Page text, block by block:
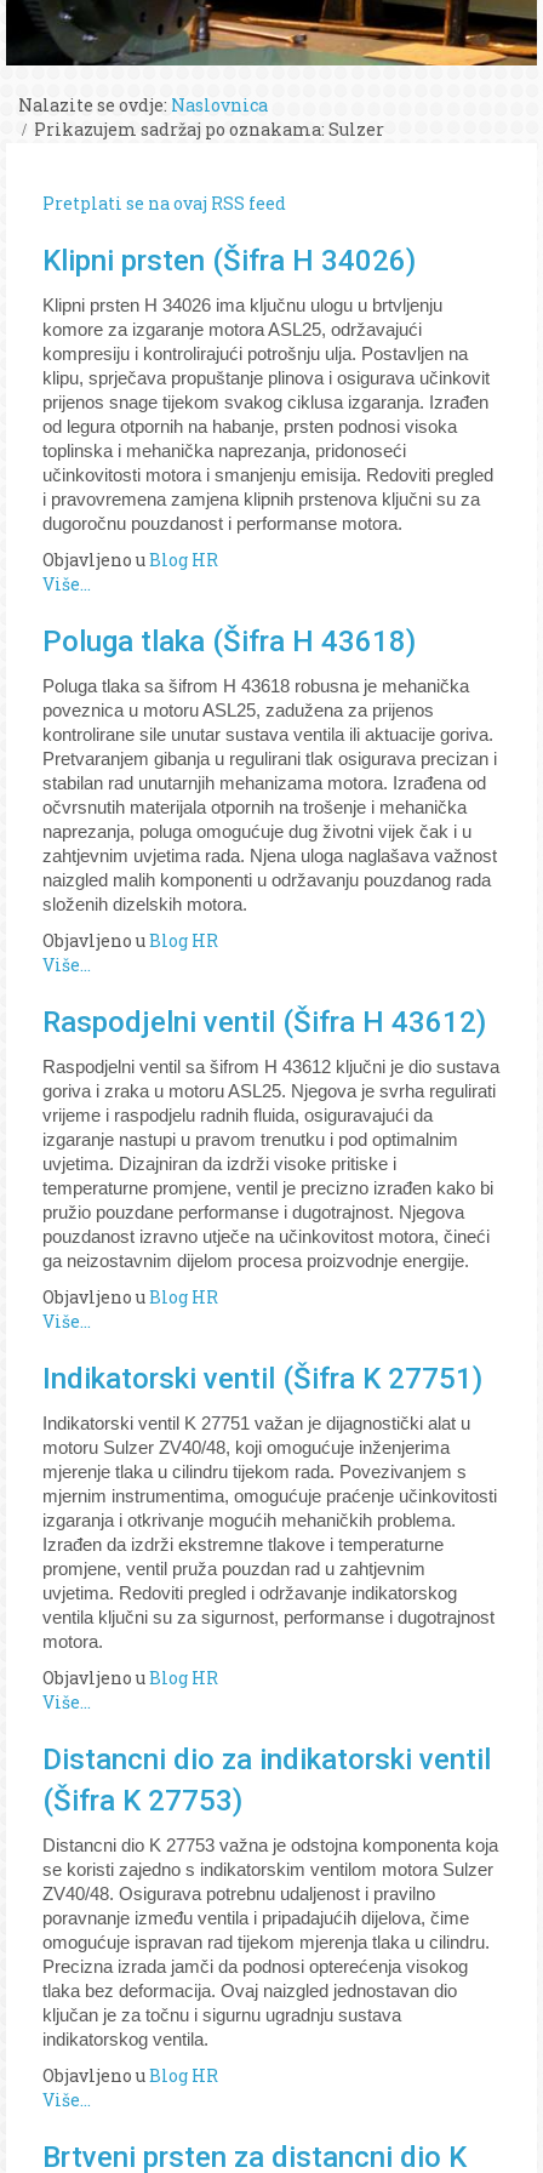
Nalazite se ovdje: Naslovnica
Prikazujem sadržaj po oznakama: Sulzer
Pretplati se na ovaj RSS feed
Klipni prsten (Šifra H 34026)
Klipni prsten H 34026 ima ključnu ulogu u brtvljenju
komore za izgaranje motora ASL25, održavajući
kompresiju i kontrolirajući potrošnju ulja. Postavljen na
klipu, sprječava propuštanje plinova i osigurava učinkovit
prijenos snage tijekom svakog ciklusa izgaranja. Izrađen
od legura otpornih na habanje, prsten podnosi visoka
toplinska i mehanička naprezanja, pridonoseći
učinkovitosti motora i smanjenju emisija. Redoviti pregled
i pravovremena zamjena klipnih prstenova ključni su za
dugoročnu pouzdanost i performanse motora.
Objavljeno uBlog HR
Više...
Poluga tlaka (Šifra H 43618)
Poluga tlaka sa šifrom H 43618 robusna je mehanička
poveznica u motoru ASL25, zadužena za prijenos
kontrolirane sile unutar sustava ventila ili aktuacije goriva.
Pretvaranjem gibanja u regulirani tlak osigurava precizan i
stabilan rad unutarnjih mehanizama motora. Izrađena od
očvrsnutih materijala otpornih na trošenje i mehanička
naprezanja, poluga omogućuje dug životni vijek čak i u
zahtjevnim uvjetima rada. Njena uloga naglašava važnost
naizgled malih komponenti u održavanju pouzdanog rada
složenih dizelskih motora.
Objavljeno uBlog HR
Više...
Raspodjelni ventil (Šifra H 43612)
Raspodjelni ventil sa šifrom H 43612 ključni je dio sustava
goriva i zraka u motoru ASL25. Njegova je svrha regulirati
vrijeme i raspodjelu radnih fluida, osiguravajući da
izgaranje nastupi u pravom trenutku i pod optimalnim
uvjetima. Dizajniran da izdrži visoke pritiske i
temperaturne promjene, ventil je precizno izrađen kako bi
pružio pouzdane performanse i dugotrajnost. Njegova
pouzdanost izravno utječe na učinkovitost motora, čineći
ga neizostavnim dijelom procesa proizvodnje energije.
Objavljeno uBlog HR
Više...
Indikatorski ventil (Šifra K 27751)
Indikatorski ventil K 27751 važan je dijagnostički alat u
motoru Sulzer ZV40/48, koji omogućuje inženjerima
mjerenje tlaka u cilindru tijekom rada. Povezivanjem s
mjernim instrumentima, omogućuje praćenje učinkovitosti
izgaranja i otkrivanje mogućih mehaničkih problema.
Izrađen da izdrži ekstremne tlakove i temperaturne
promjene, ventil pruža pouzdan rad u zahtjevnim
uvjetima. Redoviti pregled i održavanje indikatorskog
ventila ključni su za sigurnost, performanse i dugotrajnost
motora.
Objavljeno uBlog HR
Više...
Distancni dio za indikatorski ventil
(Šifra K 27753)
Distancni dio K 27753 važna je odstojna komponenta koja
se koristi zajedno s indikatorskim ventilom motora Sulzer
ZV40/48. Osigurava potrebnu udaljenost i pravilno
poravnanje između ventila i pripadajućih dijelova, čime
omogućuje ispravan rad tijekom mjerenja tlaka u cilindru.
Precizna izrada jamči da podnosi opterećenja visokog
tlaka bez deformacija. Ovaj naizgled jednostavan dio
ključan je za točnu i sigurnu ugradnju sustava
indikatorskog ventila.
Objavljeno uBlog HR
Više...
Brtveni prsten za distancni dio K